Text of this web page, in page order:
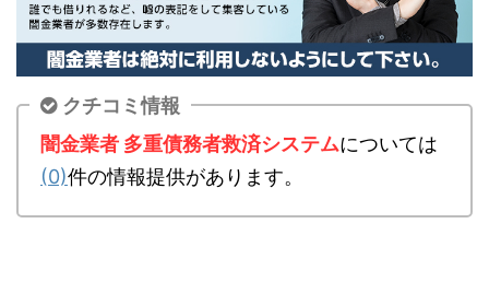
クチコミ情報
闇金業者 多重債務者救済システムについては
(0)件の情報提供があります。